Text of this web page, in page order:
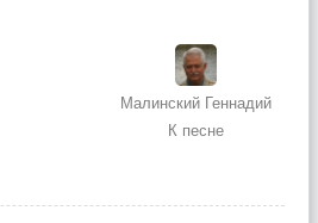
Малинский Геннадий
К песне